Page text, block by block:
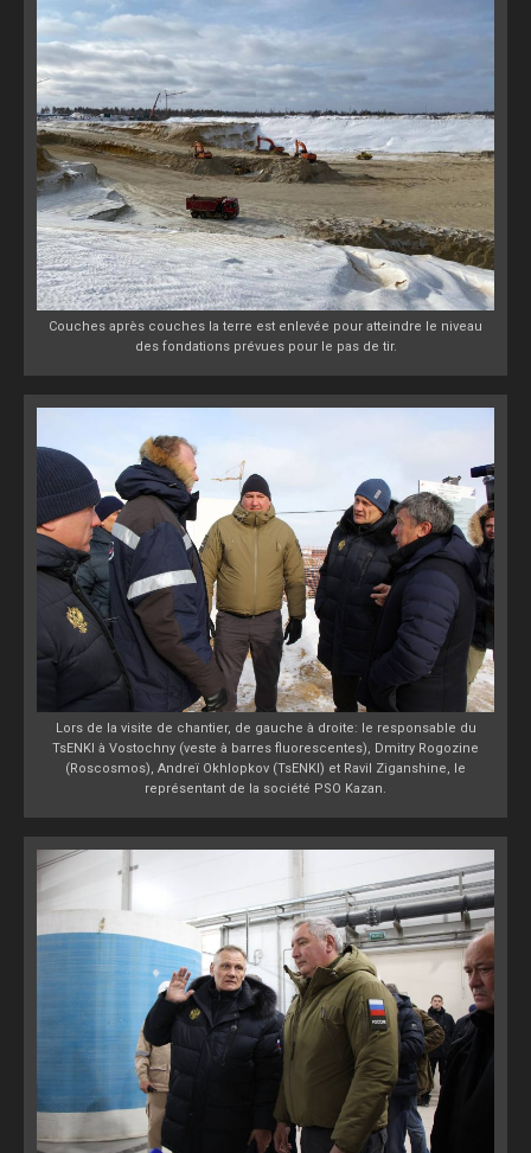
Couches après couches la terre est enlevée pour atteindre le niveau
des fondations prévues pour le pas de tir.
Lors de la visite de chantier, de gauche à droite: le responsable du
TsENKI à Vostochny (veste à barres fluorescentes), Dmitry Rogozine
(Roscosmos), Andreï Okhlopkov (TsENKI) et Ravil Ziganshine, le
représentant de la société PSO Kazan.